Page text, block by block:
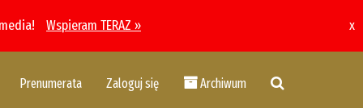
Wspieram TERAZ » x
Prenumerata Zaloguj się Archiwum